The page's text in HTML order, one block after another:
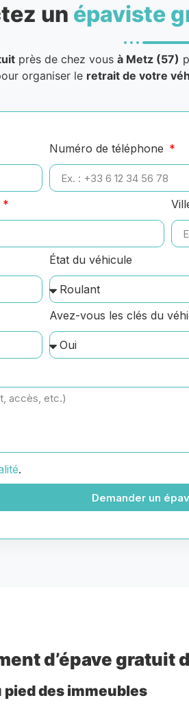
un épaviste
près de chez vous à Metz (57)
organiser le retrait de votre
Numéro de téléphone
État du véhicule
Avez-vous les clés du
.
Demander un
d’épave gratuit
pied des immeubles